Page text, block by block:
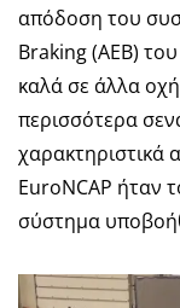
απόδοση του
Braking (AEB)
καλά σε άλλα
περισσότερα
χαρακτηριστικά
EuroNCAP ήταν
σύστημα